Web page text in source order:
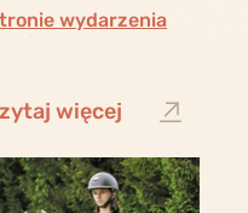
wydarzenia
więcej